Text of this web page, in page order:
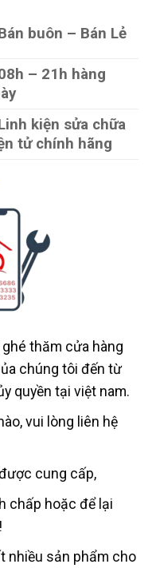
buôn – Bán Lẻ
– 21h hàng
kiện sửa chữa
tử chính hãng
thăm cửa hàng
chúng tôi đến từ
quyền tại việt nam.
vui lòng liên hệ
cung cấp,
chấp hoặc để lại
nhiều sản phẩm cho